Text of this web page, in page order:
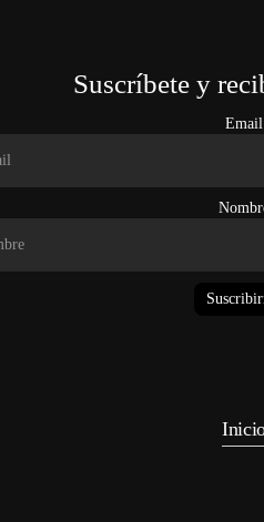
Suscríbete y
Email